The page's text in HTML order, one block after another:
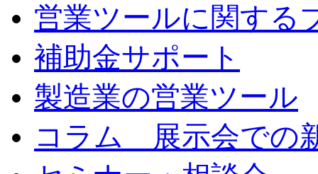
営業ツールに関する
補助金サポート
製造業の営業ツール
コラム 展示会での